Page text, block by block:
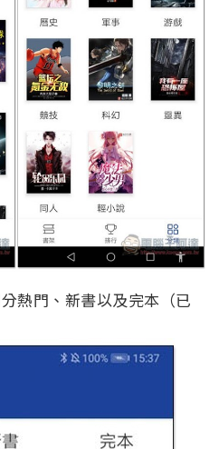
熱門、新書以及完本（已